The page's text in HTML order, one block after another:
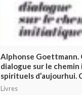
Alphonse Goettmann.
dialogue sur le
spirituels d’aujourhui.
Livres